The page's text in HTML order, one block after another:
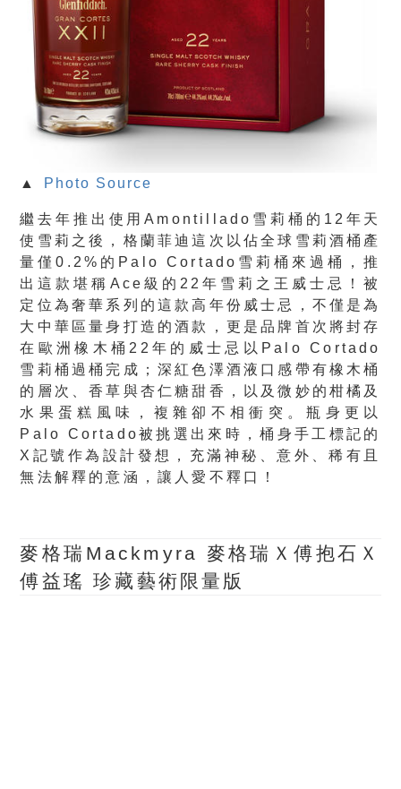
▲ Photo Source
繼去年推出使用Amontillado雪莉桶的12年天
使雪莉之後，格蘭菲迪這次以佔全球雪莉酒桶產
量僅0.2%的Palo Cortado雪莉桶來過桶，推
出這款堪稱Ace級的22年雪莉之王威士忌！被
定位為奢華系列的這款高年份威士忌，不僅是為
大中華區量身打造的酒款，更是品牌首次將封存
在歐洲橡木桶22年的威士忌以Palo Cortado
雪莉桶過桶完成；深紅色澤酒液口感帶有橡木桶
的層次、香草與杏仁糖甜香，以及微妙的柑橘及
水果蛋糕風味，複雜卻不相衝突。瓶身更以
Palo Cortado被挑選出來時，桶身手工標記的
X記號作為設計發想，充滿神秘、意外、稀有且
無法解釋的意涵，讓人愛不釋口！
麥格瑞Mackmyra 麥格瑞Ｘ傅抱石Ｘ
傅益瑤 珍藏藝術限量版